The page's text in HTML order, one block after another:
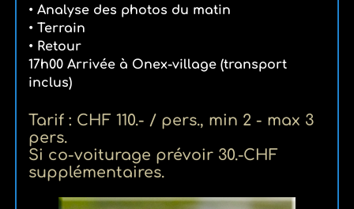
• Analyse des photos du matin
• Terrain
• Retour
17h00 Arrivée à Onex-village (transport
inclus)
Tarif : CHF 110.- / pers., min 2 - max 3
pers.
Si co-voiturage prévoir 30.-CHF
supplémentaires.